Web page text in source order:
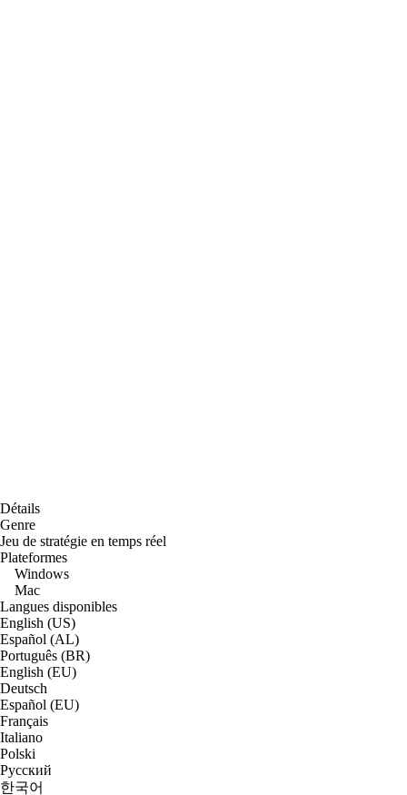
Détails
Genre
Jeu de stratégie en temps réel
Plateformes
Windows
Mac
Langues disponibles
English (US)
Español (AL)
Português (BR)
English (EU)
Deutsch
Español (EU)
Français
Italiano
Polski
Русский
한국어